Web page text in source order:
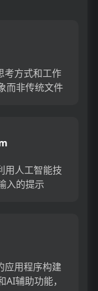
考方式和工作
而非传统文件
人工智能技
入的提示
用程序构建
辅助功能，